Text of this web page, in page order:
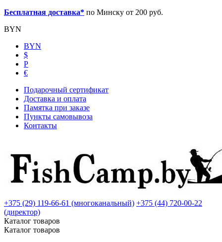
Бесплатная доставка* по Минску от 200 руб.
BYN
BYN
$
Р
€
Подарочный сертификат
Доставка и оплата
Памятка при заказе
Пункты самовывоза
Контакты
+375 (29) 119-66-61 (многоканальный) +375 (44) 720-00-22
(директор)
Каталог товаров
Каталог товаров